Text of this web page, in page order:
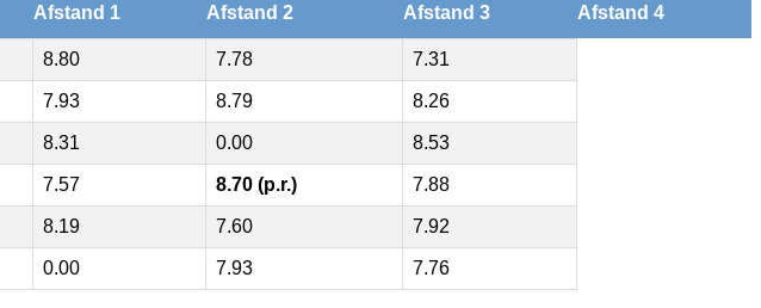
Afstand 1 Afstand 2 Afstand 3 Afstand 4
8.80 7.78 7.31
7.93 8.79 8.26
8.31 0.00 8.53
7.57 8.70 (p.r.) 7.88
8.19 7.60 7.92
0.00 7.93 7.76